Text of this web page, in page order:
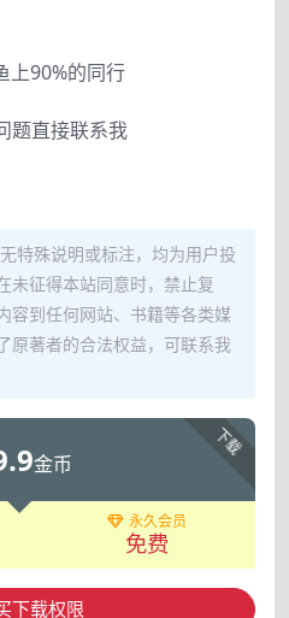
上90%的同行
题直接联系我
特殊说明或标注，均为用户投
未征得本站同意时，禁止复
容到任何网站、书籍等各类媒
原著者的合法权益，可联系我
下载
金币
永久会员
免费
下载权限